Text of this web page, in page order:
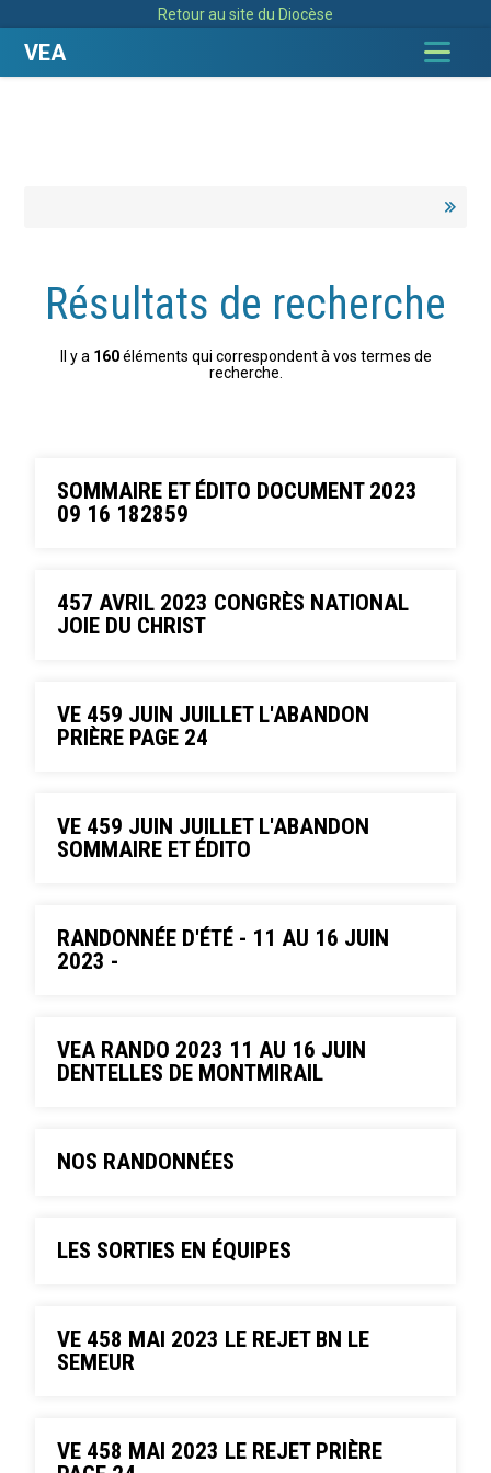
contenu.
la
Retour au site du Diocèse
VEA
Résultats de recherche
Il y a 160éléments qui correspondent à vos termes de
recherche.
SOMMAIRE ET ÉDITO DOCUMENT 2023
09 16 182859
457 AVRIL 2023 CONGRÈS NATIONAL
JOIE DU CHRIST
VE 459 JUIN JUILLET L'ABANDON
PRIÈRE PAGE 24
VE 459 JUIN JUILLET L'ABANDON
SOMMAIRE ET ÉDITO
RANDONNÉE D'ÉTÉ - 11 AU 16 JUIN
2023 -
VEA RANDO 2023 11 AU 16 JUIN
DENTELLES DE MONTMIRAIL
NOS RANDONNÉES
LES SORTIES EN ÉQUIPES
VE 458 MAI 2023 LE REJET BN LE
SEMEUR
VE 458 MAI 2023 LE REJET PRIÈRE